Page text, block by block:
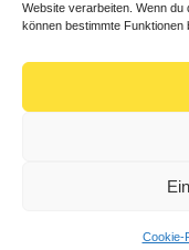
Website verarbeiten. Wenn du
können bestimmte Funktionen
Cookie-